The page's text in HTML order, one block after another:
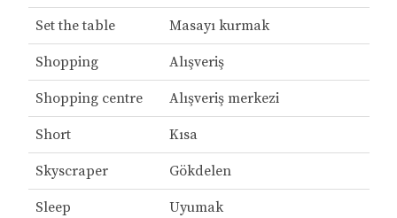
Set the table Masayı kurmak
Shopping Alışveriş
Shopping centre Alışveriş merkezi
Short Kısa
Skyscraper Gökdelen
Sleep Uyumak